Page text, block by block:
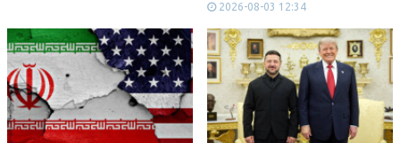
2026-08-03 12:34